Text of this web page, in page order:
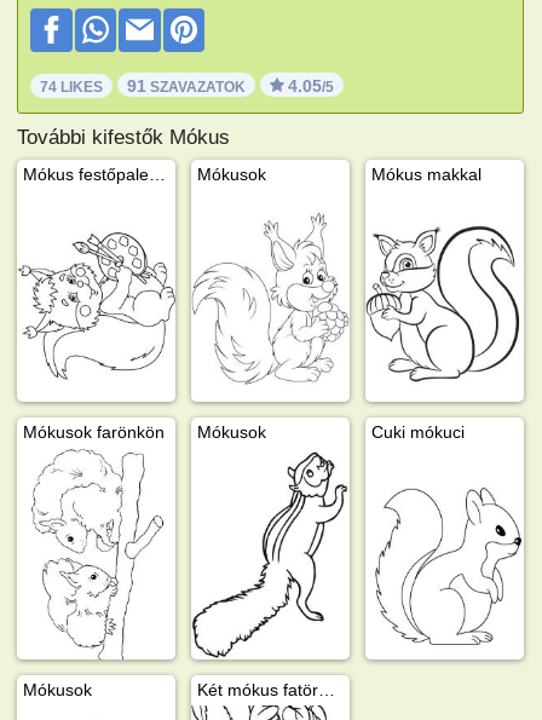
74 LIKES 91 SZAVAZATOK 4.05/5
További kifestők Mókus
Mókusok Mókus makkal
Mókusok farönkön Mókusok Cuki mókuci
Mókusok